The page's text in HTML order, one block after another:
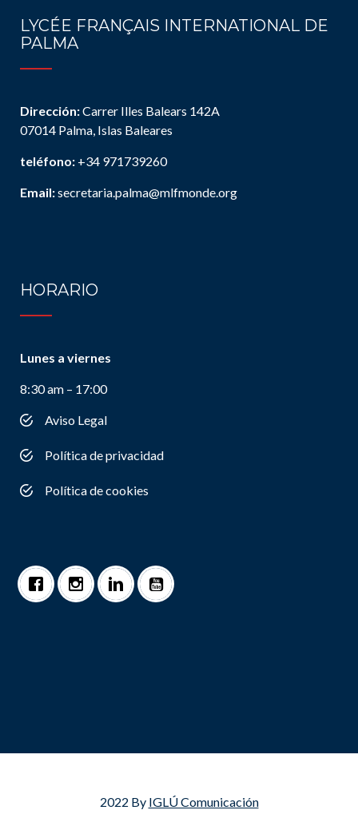
LYCÉE FRANÇAIS INTERNATIONAL DE
PALMA
Dirección:Carrer Illes Balears 142A
07014 Palma, Islas Baleares
teléfono: +34 971739260
Email:secretaria.palma@mlfmonde.org
HORARIO
Lunes a viernes
8:30 am – 17:00
Aviso Legal
Política de privacidad
Política de cookies
2022 By IGLÚ Comunicación